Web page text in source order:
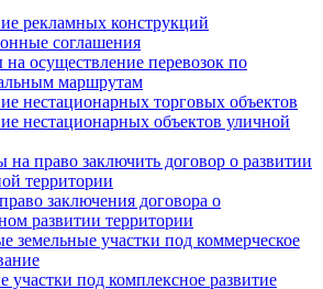
рекламных конструкций
соглашения
осуществление перевозок по
маршрутам
нестационарных торговых объектов
нестационарных объектов уличной
право заключить договор о развитии
территории
заключения договора о
развитии территории
земельные участки под коммерческое
участки под комплексное развитие